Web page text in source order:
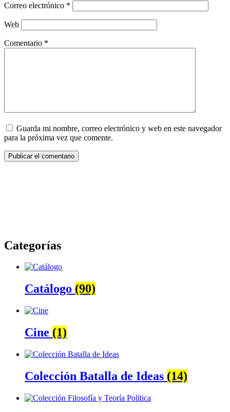
Correo electrónico *
Web
Comentario *
Guarda mi nombre, correo electrónico y web en este navegador
para la próxima vez que comente.
Categorías
Catálogo (90)
Cine (1)
Colección Batalla de Ideas (14)